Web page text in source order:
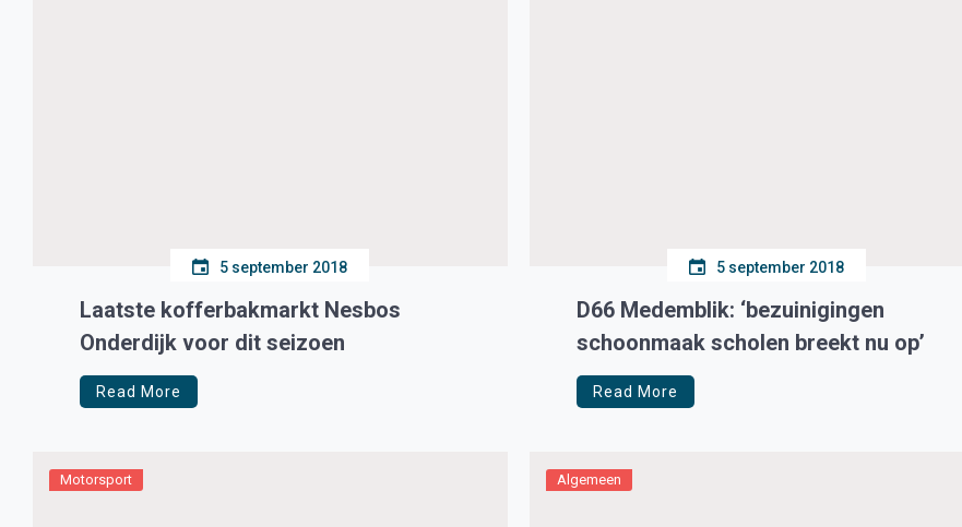
5 september 2018
Laatste kofferbakmarkt Nesbos
Onderdijk voor dit seizoen
Read More
5 september 2018
D66 Medemblik: ‘bezuinigingen
schoonmaak scholen breekt nu op’
Read More
Motorsport Algemeen